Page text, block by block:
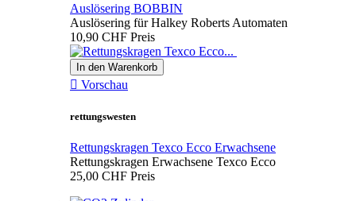
Auslösering BOBBIN
Auslösering für Halkey Roberts Automaten
10,90 CHF Preis
In den Warenkorb
 Vorschau
rettungswesten
Rettungskragen Texco Ecco Erwachsene
Rettungskragen Erwachsene Texco Ecco
25,00 CHF Preis